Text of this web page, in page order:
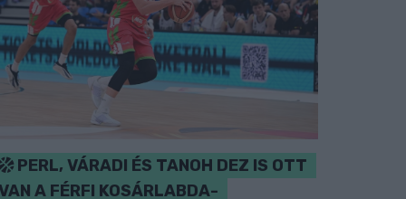
PERL, VÁRADI ÉS TANOH DEZ IS OTT
A FÉRFI KOSÁRLABDA-